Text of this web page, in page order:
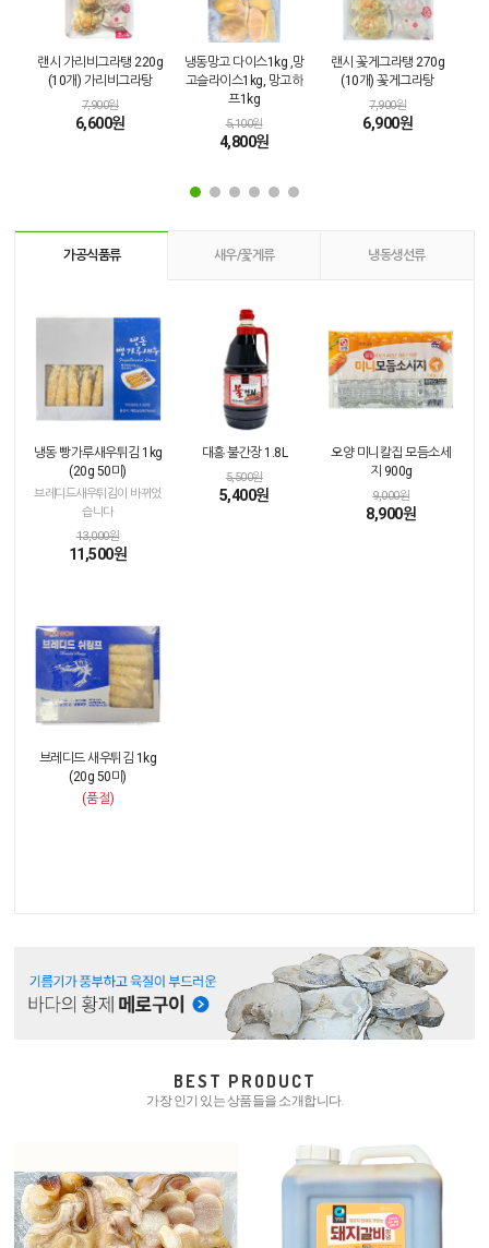
랜시 가리비그라탱 220g
(10개) 가리비그라탕
7,900원
6,600원
냉동망고 다이스1kg ,망
고슬라이스1kg, 망고하
프1kg
5,100원
4,800원
랜시 꽃게그라탱 270g
(10개) 꽃게그라탕
7,900원
6,900원
가공식품류 새우/꽃게류 냉동생선류
냉동 빵가루새우튀김 1kg
(20g 50미)
브레디드새우튀김이 바뀌었
습니다
13,000원
11,500원
대흥 불간장 1.8L
5,500원
5,400원
오양 미니칼집 모듬소세
지 900g
9,000원
8,900원
브레디드 새우튀김 1kg
(20g 50미)
(품절)
BEST PRODUCT
가장 인기 있는 상품들을 소개합니다.